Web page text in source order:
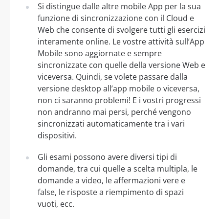
Si distingue dalle altre mobile App per la sua
funzione di sincronizzazione con il Cloud e
Web che consente di svolgere tutti gli esercizi
interamente online. Le vostre attività sull’App
Mobile sono aggiornate e sempre
sincronizzate con quelle della versione Web e
viceversa. Quindi, se volete passare dalla
versione desktop all’app mobile o viceversa,
non ci saranno problemi! E i vostri progressi
non andranno mai persi, perché vengono
sincronizzati automaticamente tra i vari
dispositivi.
Gli esami possono avere diversi tipi di
domande, tra cui quelle a scelta multipla, le
domande a video, le affermazioni vere e
false, le risposte a riempimento di spazi
vuoti, ecc.